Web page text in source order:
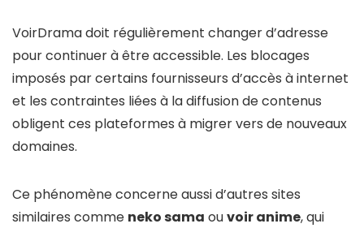
VoirDrama doit régulièrement changer d’adresse
pour continuer à être accessible. Les blocages
imposés par certains fournisseurs d’accès à internet
et les contraintes liées à la diffusion de contenus
obligent ces plateformes à migrer vers de nouveaux
domaines.
Ce phénomène concerne aussi d’autres sites
similaires comme neko sama ouvoir anime, qui